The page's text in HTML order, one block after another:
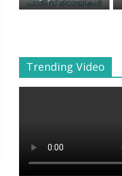
Trending Video